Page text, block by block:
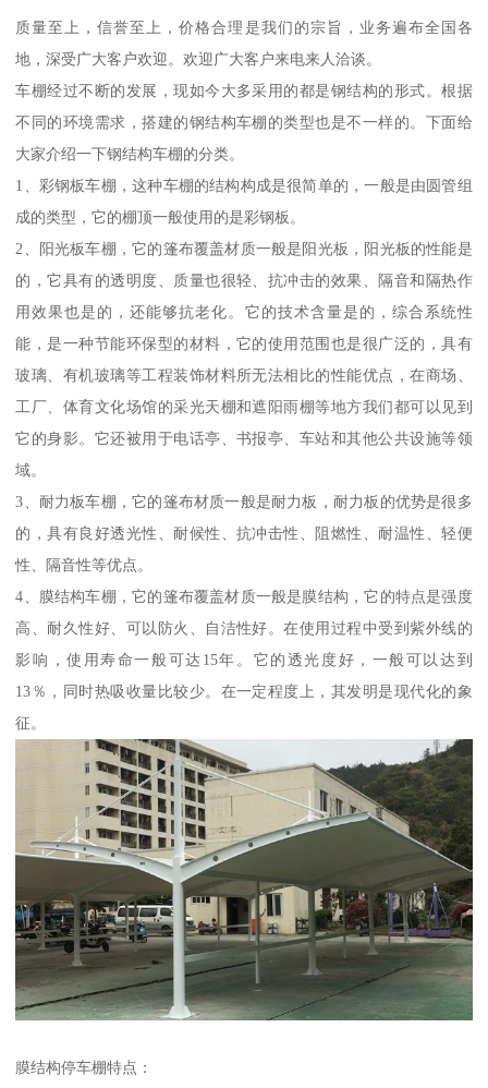
质量至上，信誉至上，价格合理是我们的宗旨，业务遍布全国各
地，深受广大客户欢迎。欢迎广大客户来电来人洽谈。
车棚经过不断的发展，现如今大多采用的都是钢结构的形式。根据
不同的环境需求，搭建的钢结构车棚的类型也是不一样的。下面给
大家介绍一下钢结构车棚的分类。
1、彩钢板车棚，这种车棚的结构构成是很简单的，一般是由圆管组
成的类型，它的棚顶一般使用的是彩钢板。
2、阳光板车棚，它的篷布覆盖材质一般是阳光板，阳光板的性能是
的，它具有的透明度、质量也很轻、抗冲击的效果、隔音和隔热作
用效果也是的，还能够抗老化。它的技术含量是的，综合系统性
能，是一种节能环保型的材料，它的使用范围也是很广泛的，具有
玻璃、有机玻璃等工程装饰材料所无法相比的性能优点，在商场、
工厂、体育文化场馆的采光天棚和遮阳雨棚等地方我们都可以见到
它的身影。它还被用于电话亭、书报亭、车站和其他公共设施等领
域。
3、耐力板车棚，它的篷布材质一般是耐力板，耐力板的优势是很多
的，具有良好透光性、耐候性、抗冲击性、阻燃性、耐温性、轻便
性、隔音性等优点。
4、膜结构车棚，它的篷布覆盖材质一般是膜结构，它的特点是强度
高、耐久性好、可以防火、自洁性好。在使用过程中受到紫外线的
影响，使用寿命一般可达15年。它的透光度好，一般可以达到
13％，同时热吸收量比较少。在一定程度上，其发明是现代化的象
征。
膜结构停车棚特点：